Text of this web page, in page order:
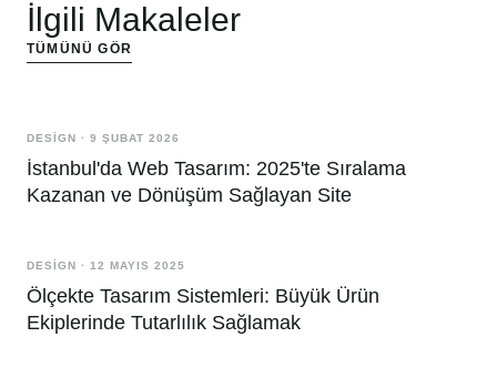
İlgili Makaleler
TÜMÜNÜ GÖR
DESIGN · 9 ŞUBAT 2026
İstanbul'da Web Tasarım: 2025'te Sıralama
Kazanan ve Dönüşüm Sağlayan Site
DESIGN · 12 MAYIS 2025
Ölçekte Tasarım Sistemleri: Büyük Ürün
Ekiplerinde Tutarlılık Sağlamak